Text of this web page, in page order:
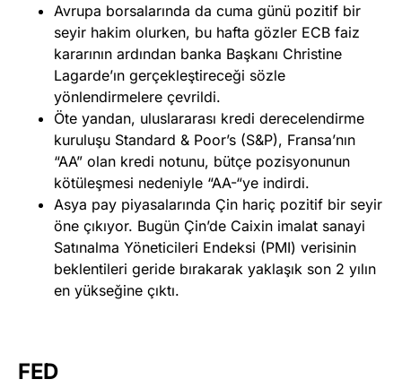
Avrupa borsalarında da cuma günü pozitif bir
seyir hakim olurken, bu hafta gözler ECB faiz
kararının ardından banka Başkanı Christine
Lagarde’ın gerçekleştireceği sözle
yönlendirmelere çevrildi.
Öte yandan, uluslararası kredi derecelendirme
kuruluşu Standard & Poor’s (S&P), Fransa’nın
“AA” olan kredi notunu, bütçe pozisyonunun
kötüleşmesi nedeniyle “AA-“ye indirdi.
Asya pay piyasalarında Çin hariç pozitif bir seyir
öne çıkıyor. Bugün Çin’de Caixin imalat sanayi
Satınalma Yöneticileri Endeksi (PMI) verisinin
beklentileri geride bırakarak yaklaşık son 2 yılın
en yükseğine çıktı.
FED